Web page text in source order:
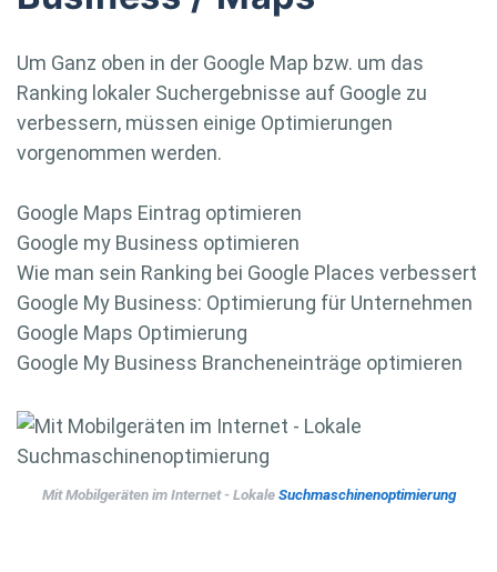
Um Ganz oben in der Google Map bzw. um das
Ranking lokaler Suchergebnisse auf Google zu
verbessern, müssen einige Optimierungen
vorgenommen werden.
Google Maps Eintrag optimieren
Google my Business optimieren
Wie man sein Ranking bei Google Places verbessert
Google My Business: Optimierung für Unternehmen
Google Maps Optimierung
Google My Business Brancheneinträge optimieren
Mit Mobilgeräten im Internet - LokaleSuchmaschinenoptimierung